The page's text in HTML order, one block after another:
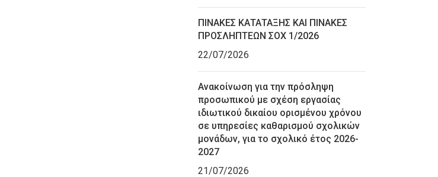
ΠΙΝΑΚΕΣ ΚΑΤΑΤΑΞΗΣ ΚΑΙ ΠΙΝΑΚΕΣ
ΠΡΟΣΛΗΠΤΕΩΝ ΣΟΧ 1/2026
22/07/2026
Ανακοίνωση για την πρόσληψη
προσωπικού με σχέση εργασίας
ιδιωτικού δικαίου ορισμένου χρόνου
σε υπηρεσίες καθαρισμού σχολικών
μονάδων, για το σχολικό έτος 2026-
2027
21/07/2026